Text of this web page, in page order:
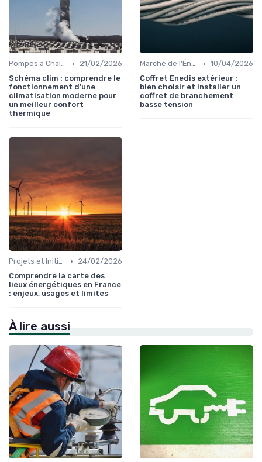
Pompes à Chaleur et Géothermie •
21/02/2026
Schéma clim : comprendre le
fonctionnement d’une
climatisation moderne pour
un meilleur confort
thermique
Marché de l'Énergie et Tendances • 10/04/2026
Coffret Enedis extérieur :
bien choisir et installer un
coffret de branchement
basse tension
Projets et Initiatives Locales •
24/02/2026
Comprendre la carte des
lieux énergétiques en France
: enjeux, usages et limites
À lire aussi